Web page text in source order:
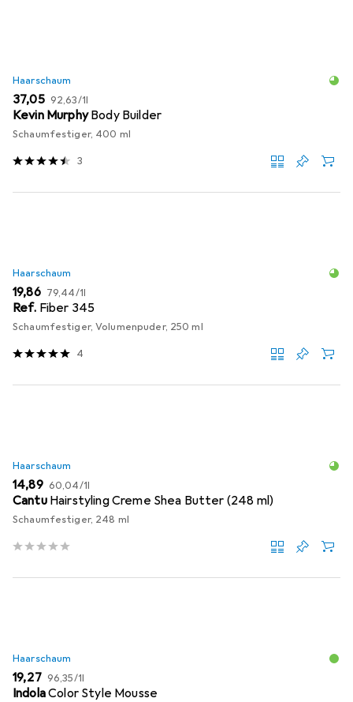
Haarschaum
EUR
37,05 EUR
92,63/1l
Kevin Murphy Body Builder
Schaumfestiger, 400 ml
3
Haarschaum
EUR
19,86 EUR
79,44/1l
Ref. Fiber 345
Schaumfestiger, Volumenpuder, 250 ml
4
Haarschaum
EUR
14,89 EUR
60,04/1l
Cantu Hairstyling Creme Shea Butter (248 ml)
Schaumfestiger, 248 ml
Haarschaum
EUR
19,27 EUR
96,35/1l
IndolaColor Style Mousse